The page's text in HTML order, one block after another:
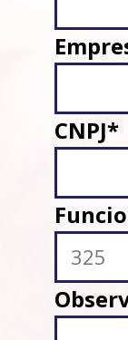
CNPJ*